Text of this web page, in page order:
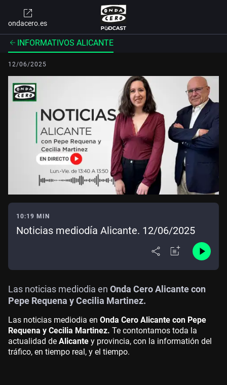
ondacero.es
INFORMATIVOS ALICANTE
12/06/2025
10:19 MIN
Noticias mediodía Alicante. 12/06/2025
Las noticias mediodia en Onda Cero Alicante con
Pepe Requena y Cecilia Martinez.
Las noticias mediodia en Onda Cero Alicante con Pepe
Requena y Cecilia Martinez. Te contontamos toda la
actualidad de Alicante y provincia, con la informatión del
tráfico, en tiempo real, y el tiempo.